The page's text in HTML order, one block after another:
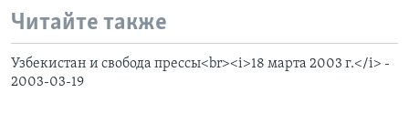
Читайте также
Узбекистан и свобода прессы<br><i>18 марта 2003 г.</i> -
2003-03-19